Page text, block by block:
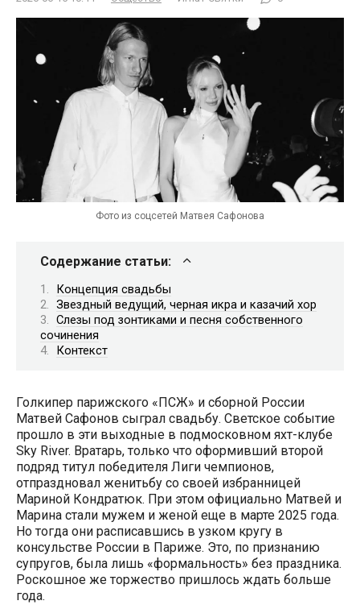
Фото из соцсетей Матвея Сафонова
Содержание статьи:
Концепция свадьбы
Звездный ведущий, черная икра и казачий хор
Слезы под зонтиками и песня собственного
сочинения
Контекст
Голкипер парижского «ПСЖ» и сборной России
Матвей Сафонов сыграл свадьбу. Светское событие
прошло в эти выходные в подмосковном яхт-клубе
Sky River. Вратарь, только что оформивший второй
подряд титул победителя Лиги чемпионов,
отпраздновал женитьбу со своей избранницей
Мариной Кондратюк. При этом официально Матвей и
Марина стали мужем и женой еще в марте 2025 года.
Но тогда они расписавшись в узком кругу в
консульстве России в Париже. Это, по признанию
супругов, была лишь «формальность» без праздника.
Роскошное же торжество пришлось ждать больше
года.